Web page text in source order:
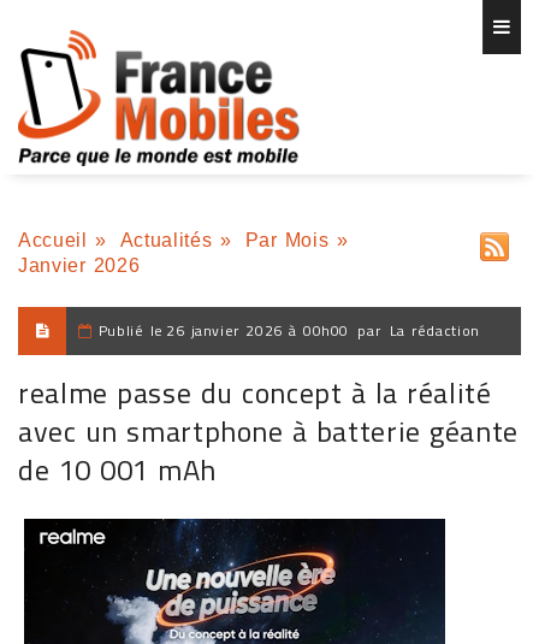
Accueil » Actualités » Par Mois »
Janvier 2026
Publié le 26 janvier 2026 à 00h00 par La rédaction
realme passe du concept à la réalité
avec un smartphone à batterie géante
de 10 001 mAh